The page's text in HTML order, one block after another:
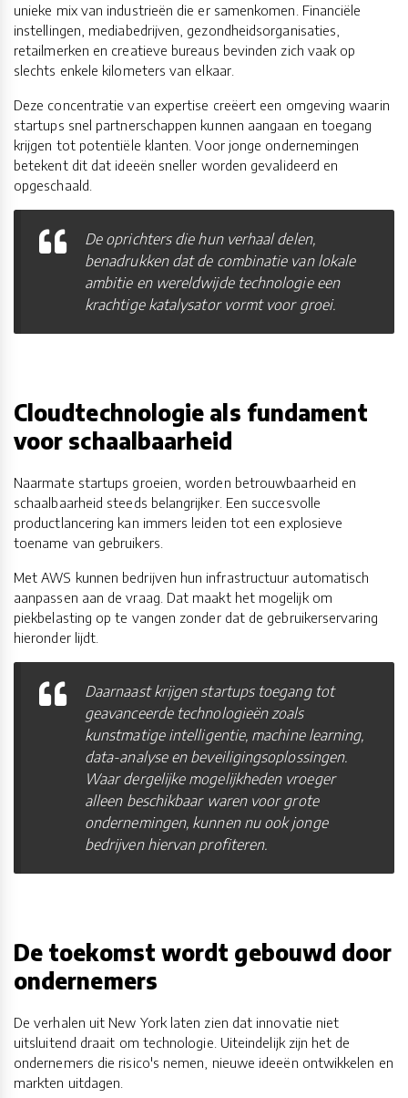
unieke mix van industrieën die er samenkomen. Financiële
instellingen, mediabedrijven, gezondheidsorganisaties,
retailmerken en creatieve bureaus bevinden zich vaak op
slechts enkele kilometers van elkaar.
Deze concentratie van expertise creëert een omgeving waarin
startups snel partnerschappen kunnen aangaan en toegang
krijgen tot potentiële klanten. Voor jonge ondernemingen
betekent dit dat ideeën sneller worden gevalideerd en
opgeschaald.
De oprichters die hun verhaal delen,
benadrukken dat de combinatie van lokale
ambitie en wereldwijde technologie een
krachtige katalysator vormt voor groei.
Cloudtechnologie als fundament
voor schaalbaarheid
Naarmate startups groeien, worden betrouwbaarheid en
schaalbaarheid steeds belangrijker. Een succesvolle
productlancering kan immers leiden tot een explosieve
toename van gebruikers.
Met AWS kunnen bedrijven hun infrastructuur automatisch
aanpassen aan de vraag. Dat maakt het mogelijk om
piekbelasting op te vangen zonder dat de gebruikerservaring
hieronder lijdt.
Daarnaast krijgen startups toegang tot
geavanceerde technologieën zoals
kunstmatige intelligentie, machine learning,
data-analyse en beveiligingsoplossingen.
Waar dergelijke mogelijkheden vroeger
alleen beschikbaar waren voor grote
ondernemingen, kunnen nu ook jonge
bedrijven hiervan profiteren.
De toekomst wordt gebouwd door
ondernemers
De verhalen uit New York laten zien dat innovatie niet
uitsluitend draait om technologie. Uiteindelijk zijn het de
ondernemers die risico's nemen, nieuwe ideeën ontwikkelen en
markten uitdagen.